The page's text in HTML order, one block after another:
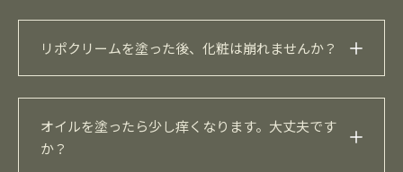
はい。ハワイで禁止されている紫外線吸収剤は一切使用
していません。環境にも優しい日焼け止めです。
I Rushプレミアムリッチオイルはベタつきがなく、サラ
ッと肌になじむ軽い質感です。
オイルを塗ったら少し痒くなります。大丈夫です